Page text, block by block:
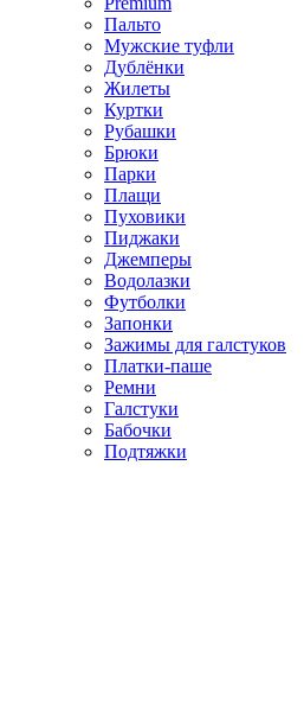
Пальто
Мужские туфли
Дублёнки
Жилеты
Куртки
Рубашки
Брюки
Парки
Плащи
Пуховики
Пиджаки
Джемперы
Водолазки
Футболки
Запонки
Зажимы для галстуков
Платки-паше
Ремни
Галстуки
Бабочки
Подтяжки